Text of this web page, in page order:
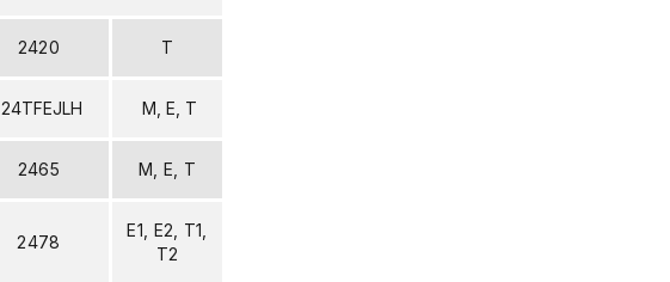
2420 T
24TFEJLH M, E, T
2465 M, E, T
2478
E1, E2, T1,
T2